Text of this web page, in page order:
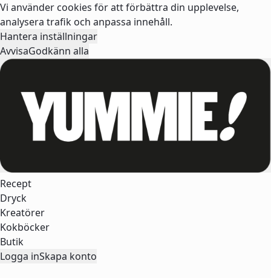
Vi använder cookies för att förbättra din upplevelse,
analysera trafik och anpassa innehåll.
Hantera inställningar
AvvisaGodkänn alla
Recept
Dryck
Kreatörer
Kokböcker
Butik
Logga inSkapa konto